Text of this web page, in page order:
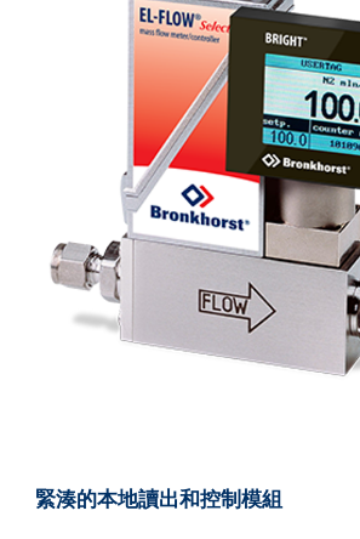
服務與支援
培訓與學習
關於柏朗豪斯特
緊湊的本地讀出和控制模組